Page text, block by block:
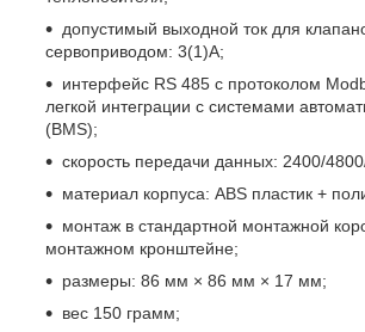
допустимый выходной ток для
сервоприводом: 3(1)A;
интерфейс RS 485 с протоколом
легкой интеграции с системами
(BMS);
скорость передачи данных: 2400/
материал корпуса: ABS пластик +
монтаж в стандартной монтажной
монтажном кронштейне;
размеры: 86 мм × 86 мм × 17 мм;
вес 150 грамм;